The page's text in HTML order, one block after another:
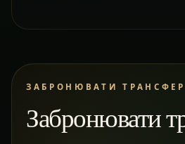
ЗАБРОНЮВАТИ ТРАНСФЕР
Забронювати